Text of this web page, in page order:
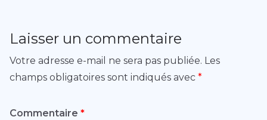
Laisser un commentaire
Votre adresse e-mail ne sera pas publiée. Les
champs obligatoires sont indiqués avec *
Commentaire *